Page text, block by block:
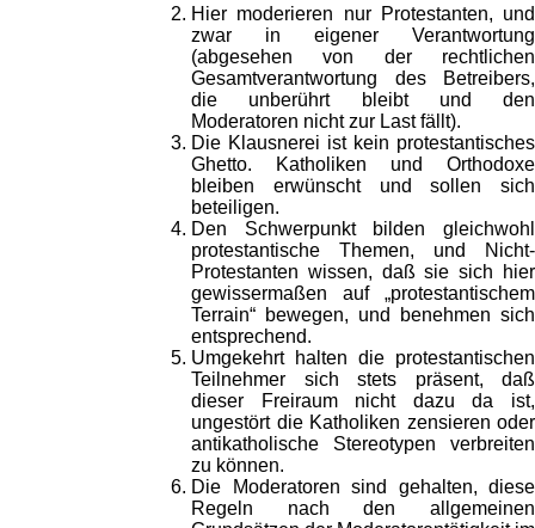
Hier moderieren nur Protestanten, und
zwar in eigener Verantwortung
(abgesehen von der rechtlichen
Gesamtverantwortung des Betreibers,
die unberührt bleibt und den
Moderatoren nicht zur Last fällt).
Die Klausnerei ist kein protestantisches
Ghetto. Katholiken und Orthodoxe
bleiben erwünscht und sollen sich
beteiligen.
Den Schwerpunkt bilden gleichwohl
protestantische Themen, und Nicht-
Protestanten wissen, daß sie sich hier
gewissermaßen auf „protestantischem
Terrain“ bewegen, und benehmen sich
entsprechend.
Umgekehrt halten die protestantischen
Teilnehmer sich stets präsent, daß
dieser Freiraum nicht dazu da ist,
ungestört die Katholiken zensieren oder
antikatholische Stereotypen verbreiten
zu können.
Die Moderatoren sind gehalten, diese
Regeln nach den allgemeinen